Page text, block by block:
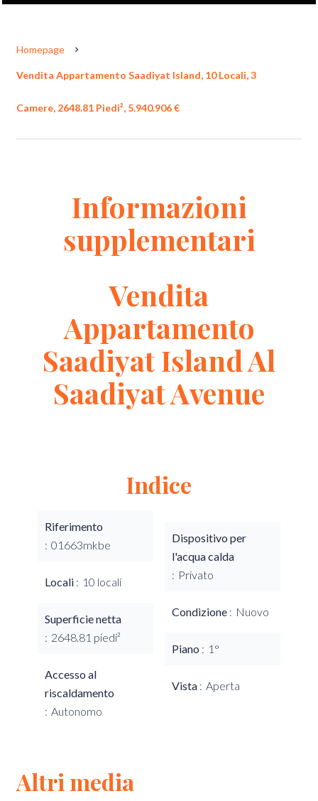
Homepage
Vendita Appartamento Saadiyat Island, 10 Locali, 3
Camere, 2648.81 Piedi², 5.940.906 €
Informazioni
supplementari
Vendita
Appartamento
Saadiyat Island Al
Saadiyat Avenue
Indice
Riferimento
01663mkbe
Locali 10 locali
Superficie netta
2648.81 piedi²
Accesso al
riscaldamento
Autonomo
Dispositivo per
l'acqua calda
Privato
Condizione Nuovo
Piano 1°
Vista Aperta
Altri media